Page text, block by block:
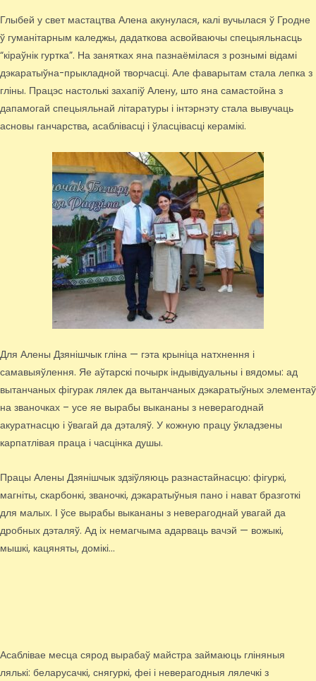
Глыбей у свет мастацтва Алена акунулася, калі вучылася ў Гродне
ў гуманітарным каледжы, дадаткова асвойваючы спецыяльнасць
“кіраўнік гуртка”. На занятках яна пазнаёмілася з рознымі відамі
дэкаратыўна-прыкладной творчасці. Але фаварытам стала лепка з
гліны. Працэс настолькі захапіў Алену, што яна самастойна з
дапамогай спецыяльнай літаратуры і інтэрнэту стала вывучаць
асновы ганчарства, асаблівасці і ўласцівасці керамікі.
Для Алены Дзянішчык гліна — гэта крыніца натхнення і
самавыяўлення. Яе аўтарскі почырк індывідуальны і вядомы: ад
вытанчаных фігурак лялек да вытанчаных дэкаратыўных элементаў
на званочках – усе яе вырабы выкананы з неверагоднай
акуратнасцю і ўвагай да дэталяў. У кожную працу ўкладзены
карпатлівая праца і часцінка душы.
Працы Алены Дзянішчык здзіўляюць разнастайнасцю: фігуркі,
магніты, скарбонкі, званочкі, дэкаратыўныя пано і нават бразготкі
для малых. І ўсе вырабы выкананы з неверагоднай увагай да
дробных дэталяў. Ад іх немагчыма адарваць вачэй — вожыкі,
мышкі, кацяняты, домікі…
Асаблівае месца сярод вырабаў майстра займаюць гліняныя
лялькі: беларусачкі, снягуркі, феі і неверагодныя лялечкі з